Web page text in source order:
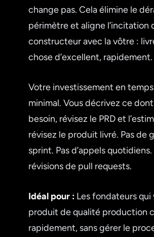
change pas. Cela élimine le
périmètre et aligne l’incitation
constructeur avec la vôtre :
chose d’excellent, rapidement.
Votre investissement en
minimal. Vous décrivez ce
besoin, révisez le PRD et
révisez le produit livré. Pas de
sprint. Pas d’appels quotidiens.
révisions de pull requests.
Idéal pour : Les fondateurs qui
produit de qualité production
rapidement, sans gérer le